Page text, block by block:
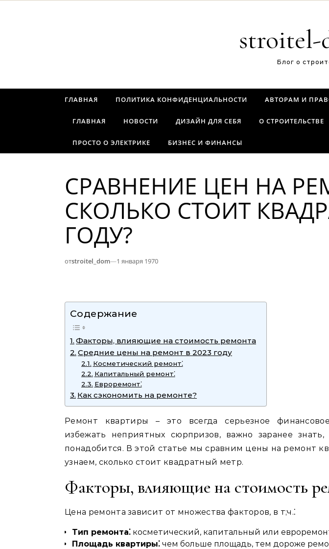
stroitel-
Блог о
ГЛАВНАЯ ПОЛИТИКА КОНФИДЕНЦИАЛЬНОСТИ АВТОРАМ И
ГЛАВНАЯ НОВОСТИ ДИЗАЙН ДЛЯ СЕБЯ О СТРОИТЕЛЬСТВЕ
ПРОСТО О ЭЛЕКТРИКЕ БИЗНЕС И ФИНАНСЫ
СРАВНЕНИЕ ЦЕН НА
СКОЛЬКО СТОИТ
ГОДУ?
отstroitel_dom—1 января 1970
Содержание
Факторы‚ влияющие на стоимость ремонта
Средние цены на ремонт в 2023 году
Косметический ремонт⁚
Капитальный ремонт⁚
Евроремонт⁚
Как сэкономить на ремонте?
Ремонт квартиры – это всегда серьезное
избежать неприятных сюрпризов‚ важно заранее
понадобится. В этой статье мы сравним цены на ремонт
узнаем‚ сколько стоит квадратный метр.
Факторы‚ влияющие на стоимость
Цена ремонта зависит от множества факторов‚ в т;ч.⁚
Тип ремонта⁚ косметический‚ капитальный или
Площадь квартиры⁚ чем больше площадь‚ тем дороже